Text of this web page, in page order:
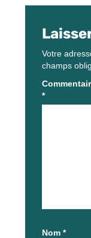
Votre
champs
*
Nom *